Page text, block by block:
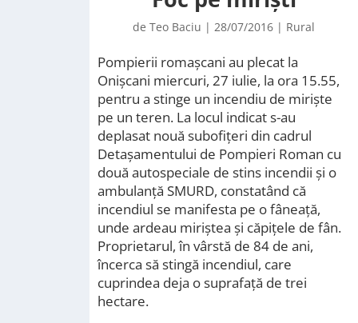
de Teo Baciu | 28/07/2016 | Rural
Pompierii romașcani au plecat la
Onișcani miercuri, 27 iulie, la ora 15.55,
pentru a stinge un incendiu de mirişte
pe un teren. La locul indicat s-au
deplasat nouă subofiţeri din cadrul
Detaşamentului de Pompieri Roman cu
două autospeciale de stins incendii şi o
ambulanţă SMURD, constatând că
incendiul se manifesta pe o fâneaţă,
unde ardeau miriştea şi căpiţele de fân.
Proprietarul, în vârstă de 84 de ani,
încerca să stingă incendiul, care
cuprindea deja o suprafaţă de trei
hectare.